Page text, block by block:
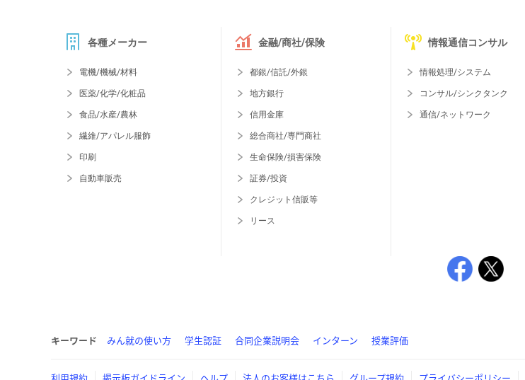
各種メーカー
電機/機械/材料
医薬/化学/化粧品
食品/水産/農林
繊維/アパレル服飾
印刷
自動車販売
金融/商社/保険
都銀/信託/外銀
地方銀行
信用金庫
総合商社/専門商社
生命保険/損害保険
証券/投資
クレジット信販等
リース
情報通信コンサル
情報処理/システム
コンサル/シンクタンク
通信/ネットワーク
キーワード みん就の使い方 学生認証 合同企業説明会 インターン 授業評価